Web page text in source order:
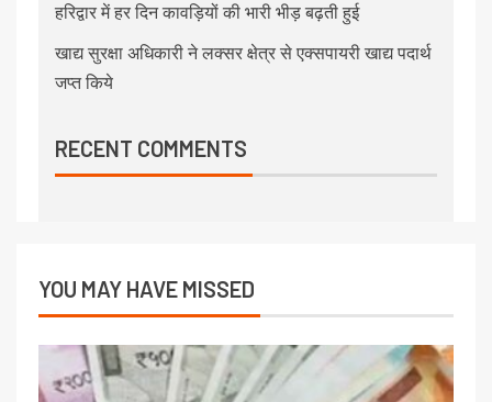
हरिद्वार में हर दिन कावड़ियों की भारी भीड़ बढ़ती हुई
खाद्य सुरक्षा अधिकारी ने लक्सर क्षेत्र से एक्सपायरी खाद्य पदार्थ
जप्त किये
RECENT COMMENTS
YOU MAY HAVE MISSED